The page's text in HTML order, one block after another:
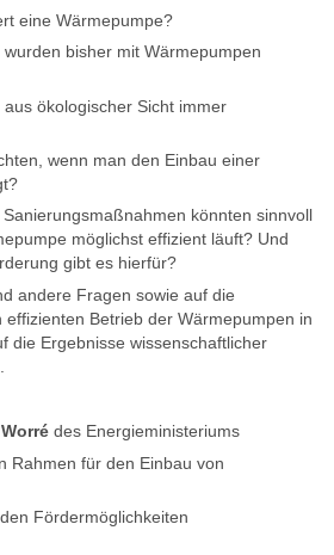
eine Wärmepumpe?
bisher mit Wärmepumpen
ökologischer Sicht immer
wenn man den Einbau einer
könnten sinnvoll
möglichst effizient läuft? Und
gibt es hierfür?
andere Fragen sowie auf die
Betrieb der Wärmepumpen in
die Ergebnisse wissenschaftlicher
Worré des Energieministeriums
Rahmen für den Einbau von
Fördermöglichkeiten